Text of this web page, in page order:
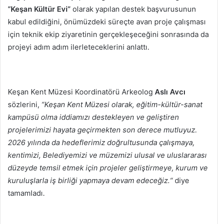
“Keşan Kültür Evi” olarak yapılan destek başvurusunun
kabul edildiğini, önümüzdeki süreçte avan proje çalışması
için teknik ekip ziyaretinin gerçekleşeceğini sonrasında da
projeyi adım adım ilerleteceklerini anlattı.
Keşan Kent Müzesi Koordinatörü Arkeolog Aslı Avcı
sözlerini, “Keşan Kent Müzesi olarak, eğitim-kültür-sanat
kampüsü olma iddiamızı destekleyen ve geliştiren
projelerimizi hayata geçirmekten son derece mutluyuz.
2026 yılında da hedeflerimiz doğrultusunda çalışmaya,
kentimizi, Belediyemizi ve müzemizi ulusal ve uluslararası
düzeyde temsil etmek için projeler geliştirmeye, kurum ve
kuruluşlarla iş birliği yapmaya devam edeceğiz.“diye
tamamladı.